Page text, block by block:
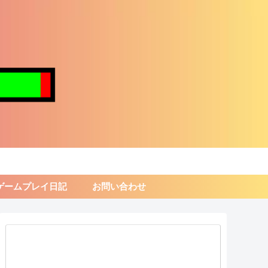
ームプレイ日記 お問い合わせ